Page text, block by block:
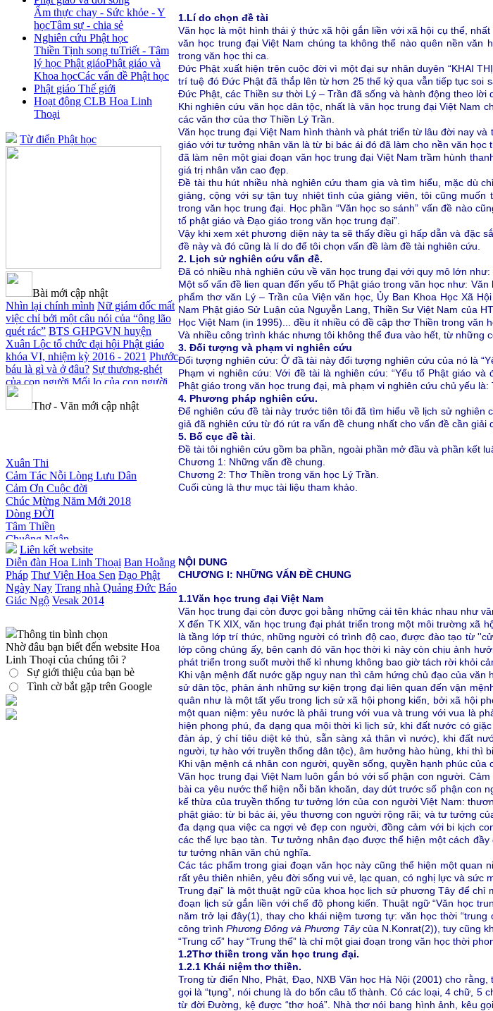
Ẩm thực chay - Sức khỏe - Y
họcTâm sự - chia sẻ
Nghiên cứu Phật học
Thiền Tịnh song tuTriết - Tâm
lý học Phật giáoPhật giáo và
Khoa họcCác vấn đề Phật học
Phật giáo Thế giới
Hoạt động CLB Hoa Linh
Thoại
Từ điển Phật học
Bài mới cập nhật
Nhìn lại chính mình Nữ giám đốc mất
việc chỉ bởi một câu nói của “ông lão
quét rác” BTS GHPGVN huyện
Xuân Lộc tổ chức đại hội Phật giáo
khóa VI, nhiệm kỳ 2016 - 2021 Phước
báu là gì và ở đâu? Sự thương-ghét
của con người Mối lo của con người
Cải đạo: Nguyên nhân & giải pháp
Nỗi lòng của các bệnh nhân nghèo
cho Người bận rộn
Thơ - Văn mới cập nhật
Cảm Tác Nỗi Lòng Lưu Dân
Cảm Ơn Cuộc đời
Chúc Mừng Năm Mới 2018
Dòng ĐỜI
Tâm Thiền
Chuông Ngân
Kính mừng Phật Đản
Anh không chết đâu em
Kiếp này
Liên kết website
Diễn đàn Hoa Linh Thoại Ban Hoằng
Pháp Thư Viện Hoa Sen Đạo Phật
Ngày Nay Trang nhà Quảng Đức Báo
Giác Ngộ Vesak 2014
Thông tin bình chọn
Nhờ đâu bạn biết đến website Hoa
Linh Thoại của chúng tôi ?
Sự giới thiệu của bạn bè
Tình cờ bắt gặp trên Google
1.Lí do chọn đề tài
Văn học là một hình thái ý thức xã hội gắn liền với xã hội cụ thể,
văn học trung đại Việt Nam chúng ta không thể nào quên nền
trong văn học thi ca.
Đức Phật xuất hiện trên cuộc đời vì một đại sự nhân duyên “KHAI
trí tuệ đó Đức Phật đã thắp lên từ hơn 25 thế kỷ qua vẫn tiếp tục soi
Đức Phật, các Thiền sư thời Lý – Trần đã sống và hành động theo lời
Khi nghiên cứu văn học dân tộc, nhất là văn học trung đại Việt Nam
các văn thơ của thơ Thiền Lý Trần.
Văn học trung đại Việt Nam hình thành và phát triển từ lâu đời nay
giáo với tư tưởng nhân văn là từ bi bác ái đó đã làm cho nền văn
đã làm nên một giai đoạn văn học trung đại Việt Nam trầm hùnh
giá trị nhân văn cao đẹp.
Đề tài thu hút nhiều nhà nghiên cứu tham gia và tìm hiểu, mặc dù
giảng, cộng với sự tận tuỵ nhiệt tình của giảng viên, tôi cũng
trong văn học trung đại. Học phần “Văn học so sánh” vấn đề nào
tố phật giáo và Đạo giáo trong văn học trung đại”.
Vậy khi xem xét phương diện này ta sẽ thấy điều gì hấp dẫn và đặc
đề này và đó cũng là lí do để tôi chọn vấn đề làm đề tài nghiên cứu.
2. Lịch sử nghiên cứu vấn đề.
Đã có nhiều nhà nghiên cứu về văn học trung đại với quy mô lớn
Một số vấn đề lien quan đến yếu tố Phật giáo trong văn học như:
phẩm thơ văn Lý – Trần của Viện văn học, Ủy Ban Khoa Học Xã
Nam Phật giáo Sử Luận của Nguyễn Lang, Thiền Sư Việt Nam của
Học Việt Nam (in 1995)... đều ít nhiều có đề cập thơ Thiền trong văn
Và nhiều công trình khác nhưng tôi không thể đưa vào hết, từ những
3. Đối tượng và phạm vi nghiên cứu
Đối tượng nghiên cứu: Ở đầ tài này đối tượng nghiên cứu của nó là
Phạm vi nghiên cứu: Với đề tài là nghiên cứu: “Yếu tố Phật giáo
Phật giáo trong văn học trung đại, mà phạm vi nghiên cứu chủ yếu là:
4. Phương pháp nghiên cứu.
Để nghiên cứu đề tài này trước tiên tôi đã tìm hiểu về lịch sử
giả đã nghiên cứu từ đó rút ra vấn đề chung nhất cho vấn đề cần giải
5. Bố cục đề tài
Đề tài tôi nghiên cứu gồm ba phần, ngoài phần mở đầu và phần kết
Chương 1: Những vấn đề chung.
Chương 2: Thơ Thiền trong văn học Lý Trần.
Cuối cùng là thư mục tài liệu tham khảo.
NỘI DUNG
CHƯƠNG I: NHỮNG VẤN ĐỀ CHUNG
1.1Văn học trung đại Việt Nam
Văn học trung đại còn được gọi bằng những cái tên khác nhau như
X đến TK XIX, văn học trung đại phát triển trong một môi trường xã
là tầng lớp trí thức, những người có trình độ cao, được đào tạo từ
lớp công chúng ấy, bên cạnh đó văn học thời kì này còn chịu ảnh
phát triển trong suốt mười thế kỉ nhưng không bao giờ tách rời khỏi
Khi vận mệnh đất nước gặp nguy nan thì cảm hứng chủ đạo của
sử dân tộc, phản ánh những sự kiện trọng đại liên quan đến vận
quân như là một tất yếu trong lịch sử xã hội phong kiến, bởi xã hội
một quan niệm: yêu nước là phải trung với vua và trung với vua là
hiện phong phú, đa dạng qua mội thời kì lịch sử, khi đất nước có
đàn áp, ý chí tiêu diệt kẻ thù, sẵn sàng xả thân vì nước), khi đất
người, tự hào với truyền thống dân tộc), âm hưởng hào hùng, khi thì
Khi vận mệnh cá nhân con người, quyền sống, quyền hạnh phúc
Văn học trung đại Việt Nam luôn gắn bó với số phận con người.
bài ca yêu nước thể hiện nỗi băn khoăn, day dứt trước số phận con
kế thừa của truyền thống tư tưởng lớn của con người Việt Nam:
phật giáo: từ bi bác ái, yêu thương con người rộng rãi; và tư tưởng
đa dạng qua việc ca ngợi vẻ đẹp con người, đồng cảm với bi kịch
các thế lực bạo tàn. Tư tưởng nhân đạo được thể hiện một cách
tư tưởng nhân văn chủ nghĩa.
Các tác phẩm trong giai đoạn văn học này cũng thể hiện một quan
rất yêu thiên nhiên, yêu đời sống vui vẻ, lạc quan, có nghị lực và sức
Trung đại” là một thuật ngữ của khoa học lịch sử phương Tây để
đoạn lịch sử gắn liền với chế độ phong kiến. Thuật ngữ “Văn học
năm trở lại đây(1), thay cho khái niệm tương tự: văn học thời “trung
công trìnhPhương Đông và Phương Tâycủa N.Konrat(2)), tuy cũng
“Trung cổ” hay “Trung thế” là chỉ một giai đoạn trong văn học thời
1.2Thơ thiền trong văn học trung đại.
1.2.1 Khái niệm thơ thiền.
Trong từ điển Nho, Phật, Đạo, NXB Văn học Hà Nội (2001) cho
gọi là “tụng”, nói chung là do bốn câu tổ thành. Có các loại, 4 chữ,
từ đời Đường, kệ được “thơ hoá”. Nhà thơ nói bang hình ảnh, kêu